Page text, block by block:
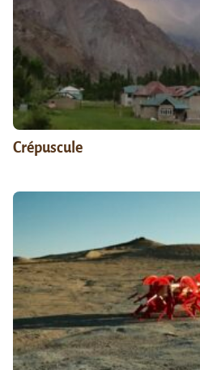
Crépuscule